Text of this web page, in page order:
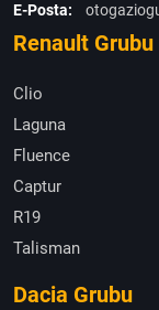
E-Posta:
Renault Grubu
Clio
Laguna
Fluence
Captur
R19
Talisman
Dacia Grubu